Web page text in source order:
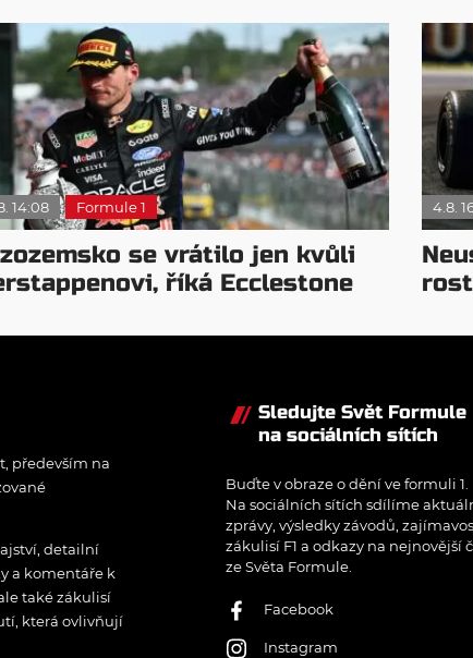
14:08 Formule 1
se vrátilo jen kvůli
říká Ecclestone
4.8.
především na
detailní
a komentáře k
také zákulisí
která ovlivňují
Sledujte Svět Formule
na sociálních sítích
Buďte v obraze o dění ve formuli 1.
Na sociálních sítích sdílíme
zprávy, výsledky závodů,
zákulisí F1 a odkazy na nejnovější
ze Světa Formule.
Facebook
Instagram